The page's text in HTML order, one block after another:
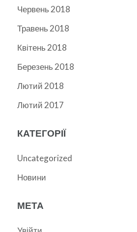
Червень 2018
Травень 2018
Квітень 2018
Березень 2018
Лютий 2018
Лютий 2017
КАТЕГОРІЇ
Uncategorized
Новини
МЕТА